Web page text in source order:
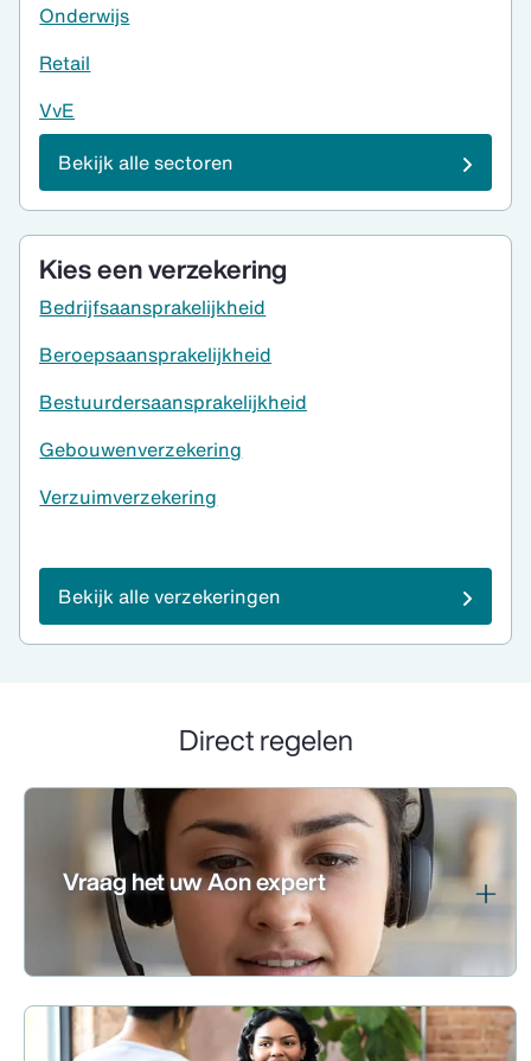
Onderwijs
Retail
VvE
Bekijk alle sectoren
Kies een verzekering
Bedrijfsaansprakelijkheid
Beroepsaansprakelijkheid
Bestuurdersaansprakelijkheid
Gebouwenverzekering
Verzuimverzekering
Bekijk alle verzekeringen
Direct regelen
Vraag het uw Aon expert